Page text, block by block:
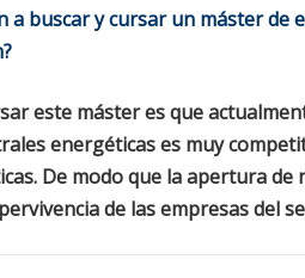
a buscar y cursar un máster de
este máster es que
energéticas es muy
De modo que la apertura de
de las empresas del